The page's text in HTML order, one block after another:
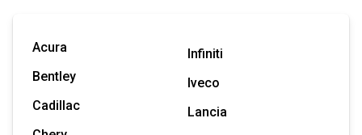
Acura
Bentley
Cadillac
Infiniti
Iveco
Lancia